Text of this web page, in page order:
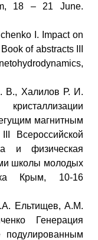
18 – 21 June.
I. Impact on
of abstracts III
В., Халилов Р. И.
магнитным
Всероссийской
и физическая
школы молодых
Крым, 10-16
Ельтищев, А.М.
Генерация